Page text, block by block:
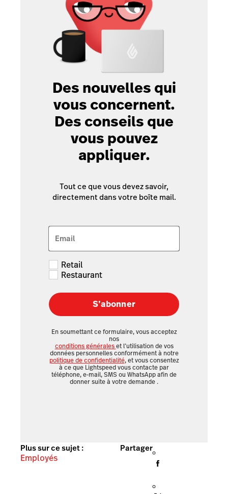
Des nouvelles qui
vous concernent.
Des conseils que
vous pouvez
appliquer.
Tout ce que vous devez savoir,
directement dans votre boîte mail.
Email
Retail
Restaurant
S’abonner
En soumettant ce formulaire, vous acceptez
nos
conditions généraleset l’utilisation de vos
données personnelles conformément à notre
politique de confidentialité, et vous consentez
à ce que Lightspeed vous contacte par
téléphone, e-mail, SMS ou WhatsApp afin de
donner suite à votre demande .
Plus sur ce sujet :
Employés
Partager